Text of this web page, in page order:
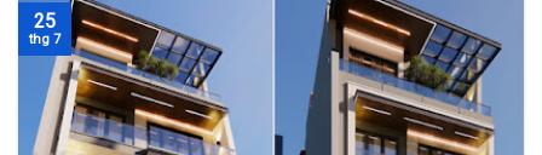
25
thg 7